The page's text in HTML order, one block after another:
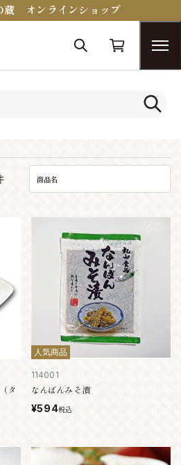
オンラインショップ
商品名
タ
人気商品
114001
なんばんみそ漬
¥594税込